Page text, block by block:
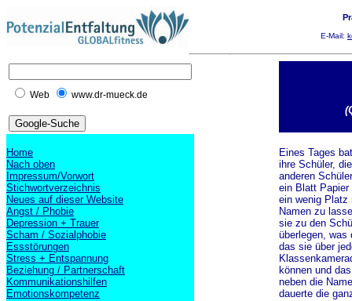
E-Mail:
Web www.dr-mueck.de
Home
Nach oben
Impressum/Vorwort
Stichwortverzeichnis
Neues auf dieser Website
Angst / Phobie
Depression + Trauer
Scham / Sozialphobie
Essstörungen
Stress + Entspannung
Beziehung / Partnerschaft
Kommunikationshilfen
Emotionskompetenz
Eines Tages
ihre Schüler,
anderen
ein Blatt Papier
ein wenig Platz
Namen zu
sie zu den
überlegen,
das sie über
können und
neben die
dauerte die